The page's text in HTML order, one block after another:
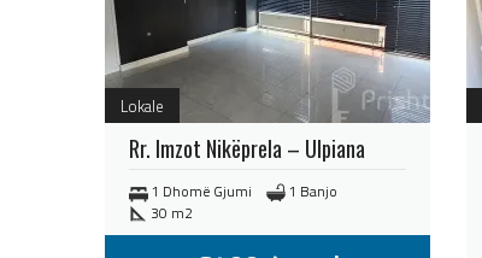
Lokale
Rr. Imzot Nikëprela – Ulpiana
1 Dhomë Gjumi
1 Banjo
30 m2